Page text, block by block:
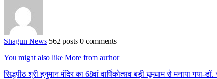
Shagun News 562 posts 0 comments
You might also like More from author
सिद्धपीठ श्री हनुमान मंदिर का 68वां वार्षिकोत्सव बड़ी धूमधाम से मनाया गया-